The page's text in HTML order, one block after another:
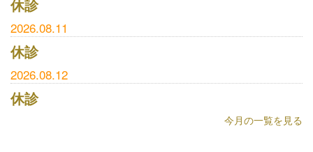
休診
2026.08.11
休診
2026.08.12
休診
今月の一覧を見る